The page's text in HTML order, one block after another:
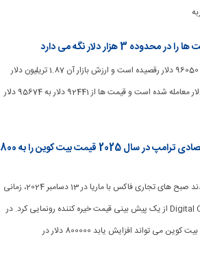
دلار نگه می دارد
[ad_1] بیت کوین در یک ساعت گذشته بین 95575 تا 96050 دلار رقصیده است و ارزش بازار آن 1.87 تریلیون دلار
بوده است که در 24 ساعت گذشته مجموعاً 56 میلیارد دلار معامله شده است و قیمت ها از 92441 دلار به 95674 دلار
Perianne Boring پیش بینی می کند که سیاست های اقتصادی ترامپ در سال 2025 قیمت بیت کوین را به 800
[ad_1] سرمایه‌گذاران بیت‌کوین با خوش‌بینی مواجه شدند صبح های تجاری فاکس با ماریا در 13 دسامبر 2024، زمانی
که Perianne Boring بنیانگذار و مدیر عامل Digital Chamber از یک پیش بینی قیمت خیره کننده رونمایی کرد. در
می تواند افزایش یابد 800000 دلار در